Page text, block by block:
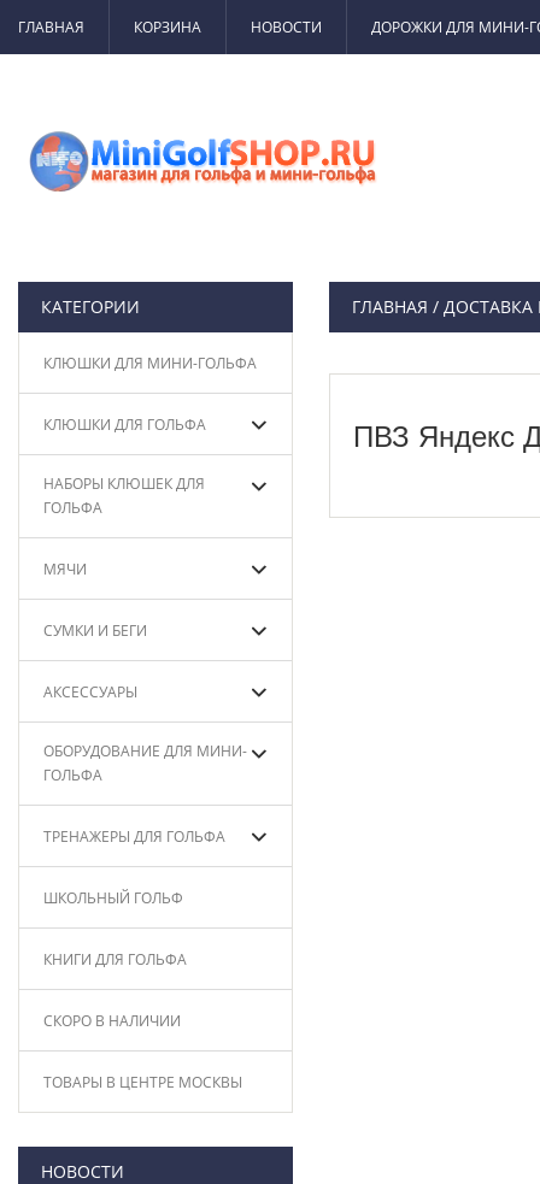
ГЛАВНАЯ КОРЗИНА НОВОСТИ ДОРОЖКИ ДЛЯ МИНИ-
КАТЕГОРИИ
КЛЮШКИ ДЛЯ МИНИ-ГОЛЬФА
КЛЮШКИ ДЛЯ ГОЛЬФА
НАБОРЫ КЛЮШЕК ДЛЯ
ГОЛЬФА
МЯЧИ
СУМКИ И БЕГИ
АКСЕССУАРЫ
ОБОРУДОВАНИЕ ДЛЯ МИНИ-
ГОЛЬФА
ТРЕНАЖЕРЫ ДЛЯ ГОЛЬФА
ШКОЛЬНЫЙ ГОЛЬФ
КНИГИ ДЛЯ ГОЛЬФА
СКОРО В НАЛИЧИИ
ТОВАРЫ В ЦЕНТРЕ МОСКВЫ
НОВОСТИ
ГЛАВНАЯ / ДОСТАВКА
ПВЗ Яндекс